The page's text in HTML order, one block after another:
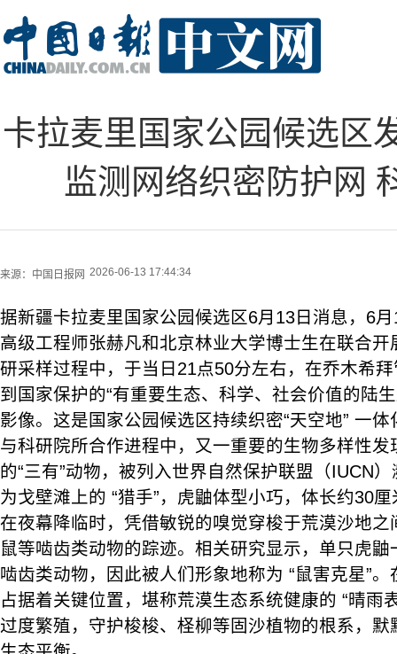
卡拉麦里国家公园候选
监测网络织密防护网
来源： 中国日报网 2026-06-13 17:44:34
据新疆卡拉麦里国家公园候选区6月13日消息，6
高级工程师张赫凡和北京林业大学博士生在联合
研采样过程中，于当日21点50分左右，在乔木希
到国家保护的“有重要生态、科学、社会价值的陆
影像。这是国家公园候选区持续织密“天空地” 一
与科研院所合作进程中，又一重要的生物多样性
的“三有”动物，被列入世界自然保护联盟（IUCN
为戈壁滩上的 “猎手”，虎鼬体型小巧，体长约30
在夜幕降临时，凭借敏锐的嗅觉穿梭于荒漠沙地
鼠等啮齿类动物的踪迹。相关研究显示，单只虎
啮齿类动物，因此被人们形象地称为 “鼠害克星”
占据着关键位置，堪称荒漠生态系统健康的 “晴雨
过度繁殖，守护梭梭、柽柳等固沙植物的根系，